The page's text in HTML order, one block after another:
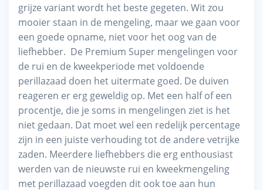
grijze variant wordt het beste gegeten. Wit zou
mooier staan in de mengeling, maar we gaan voor
een goede opname, niet voor het oog van de
liefhebber. De Premium Super mengelingen voor
de rui en de kweekperiode met voldoende
perillazaad doen het uitermate goed. De duiven
reageren er erg geweldig op. Met een half of een
procentje, die je soms in mengelingen ziet is het
niet gedaan. Dat moet wel een redelijk percentage
zijn in een juiste verhouding tot de andere vetrijke
zaden. Meerdere liefhebbers die erg enthousiast
werden van de nieuwste rui en kweekmengeling
met perillazaad voegden dit ook toe aan hun